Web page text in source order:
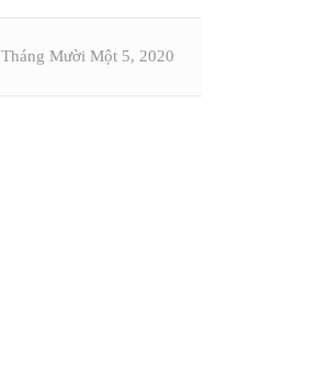
Tháng Mười Một 5, 2020